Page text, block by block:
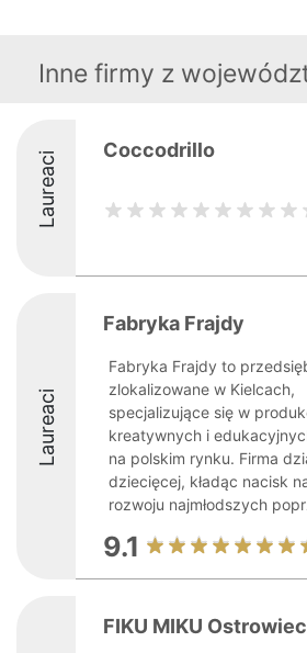
Inne firmy z
Laureaci Coccodrillo
Laureaci
Fabryka Frajdy
Fabryka Frajdy to
zlokalizowane w Kielcach,
specjalizujące się w
kreatywnych i
na polskim rynku. Firma
dziecięcej, kładąc nacisk
rozwoju najmłodszych
9.1
FIKU MIKU Ostrowiec